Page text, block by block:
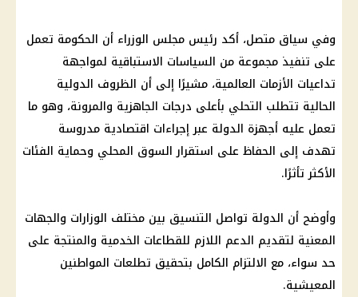
وفي سياق متصل، أكد رئيس مجلس الوزراء أن الحكومة تعمل
على تنفيذ مجموعة من السياسات الاستباقية لمواجهة
تداعيات الأزمات العالمية، مشيرًا إلى أن الظروف الدولية
الحالية تتطلب التحلي بأعلى درجات الجاهزية والمرونة، وهو ما
تعمل عليه أجهزة الدولة عبر إجراءات اقتصادية مدروسة
تهدف إلى الحفاظ على استقرار السوق المحلي وحماية الفئات
الأكثر تأثرًا.
وأوضح أن الدولة تواصل التنسيق بين مختلف الوزارات والجهات
المعنية لتقديم الدعم اللازم للقطاعات الخدمية والمنتجة على
حد سواء، مع الالتزام الكامل بتحقيق تطلعات المواطنين
المعيشية.